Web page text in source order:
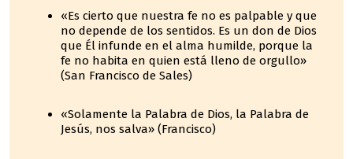
«Es cierto que nuestra fe no es palpable y que
no depende de los sentidos. Es un don de Dios
que Él infunde en el alma humilde, porque la
fe no habita en quien está lleno de orgullo»
(San Francisco de Sales)
«Solamente la Palabra de Dios, la Palabra de
Jesús, nos salva» (Francisco)